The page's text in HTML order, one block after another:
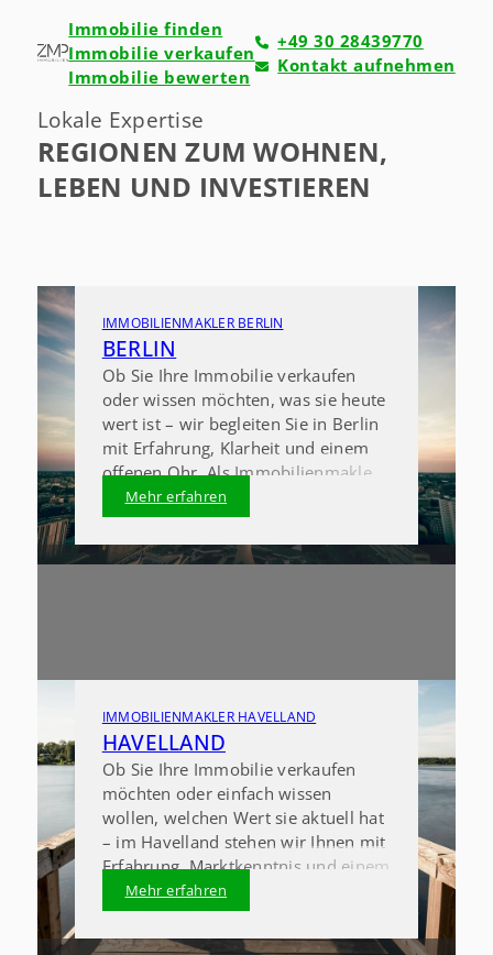
Immobilie finden
Immobilie verkaufen
Immobilie bewerten
+49 30 28439770
Kontakt aufnehmen
Lokale Expertise
REGIONEN ZUM WOHNEN,
LEBEN UND INVESTIEREN
IMMOBILIENMAKLER BERLIN
BERLIN
Ob Sie Ihre Immobilie verkaufen
oder wissen möchten, was sie heute
wert ist – wir begleiten Sie in Berlin
mit Erfahrung, Klarheit und einem
offenen Ohr. Als Immobilienmakler
in Berlin sorgen wir dafür, dass Ihr
Immobilienverkauf in Berlin
transparent, planbar und erfolgreich
abläuft.
Mehr erfahren
IMMOBILIENMAKLER HAVELLAND
HAVELLAND
Ob Sie Ihre Immobilie verkaufen
möchten oder einfach wissen
wollen, welchen Wert sie aktuell hat
– im Havelland stehen wir Ihnen mit
Erfahrung, Marktkenntnis und einem
offenen Ohr zur Seite.
Als Immobilienmakler im Havelland
begleiten wir Sie Schritt für Schritt
Mehr erfahren